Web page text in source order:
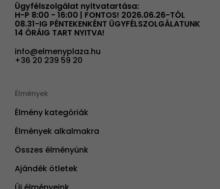
Ügyfélszolgálat nyitvatartása:
H-P 8:00 - 16:00 | FONTOS! 2026.06.26-TÓL
08.31-IG PÉNTEKENKÉNT ÜGYFÉLSZOLGÁLATUNK
14 ÓRÁIG TART NYITVA!
info@elmenyplaza.hu
+36 20 239 59 20
Élmények
Élmény kategóriák
Élmények alkalmakra
Összes élményünk
Ajándék ötletek